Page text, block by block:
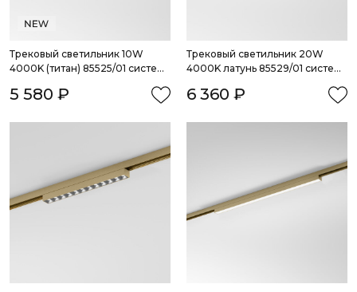
Трековый светильник 10W
4000K (титан) 85525/01 система
5 580 ₽
Трековый светильник 20W
4000K латунь 85529/01 система
6 360 ₽